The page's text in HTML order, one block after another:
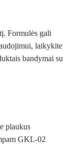
Formulės gali
laikykite
bandymai su
plaukus
GKL-02